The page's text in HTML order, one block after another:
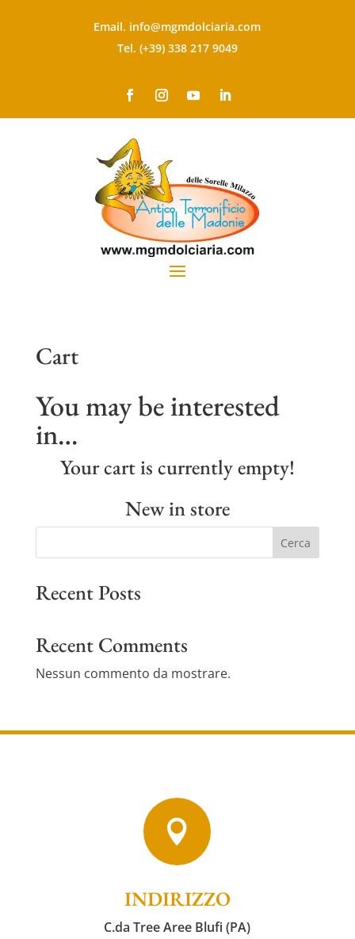
Email. info@mgmdolciaria.com
Tel. (+39) 338 217 9049
Cart
You may be interested
in…
Your cart is currently empty!
New in store
Cerca
Recent Posts
Recent Comments
Nessun commento da mostrare.

INDIRIZZO
C.da Tree Aree Blufi (PA)